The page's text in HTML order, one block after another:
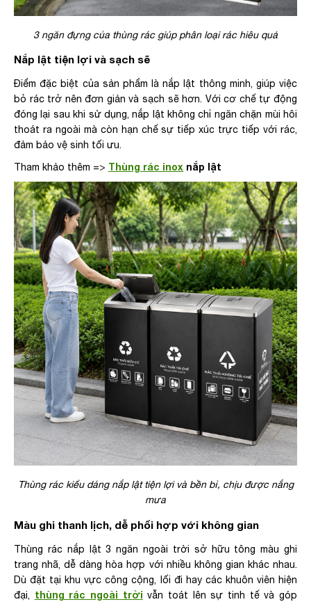
3 ngăn đựng của thùng rác giúp phân loại rác hiêu quả
Nắp lật tiện lợi và sạch sẽ
Điểm đặc biệt của sản phẩm là nắp lật thông minh, giúp việc
bỏ rác trở nên đơn giản và sạch sẽ hơn. Với cơ chế tự động
đóng lại sau khi sử dụng, nắp lật không chỉ ngăn chặn mùi hôi
thoát ra ngoài mà còn hạn chế sự tiếp xúc trực tiếp với rác,
đảm bảo vệ sinh tối ưu.
Tham khảo thêm => Thùng rác inox nắp lật
Thùng rác kiểu dáng nắp lật tiện lợi và bền bỉ, chịu được nắng
mưa
Màu ghi thanh lịch, dễ phối hợp với không gian
Thùng rác nắp lật 3 ngăn ngoài trời sở hữu tông màu ghi
trang nhã, dễ dàng hòa hợp với nhiều không gian khác nhau.
Dù đặt tại khu vực công cộng, lối đi hay các khuôn viên hiện
đại, thùng rác ngoài trời vẫn toát lên sự tinh tế và góp